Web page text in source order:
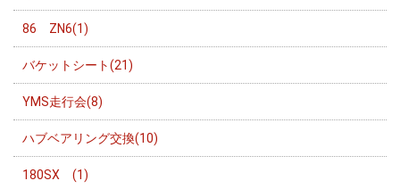
86 ZN6(1)
バケットシート(21)
YMS走行会(8)
ハブベアリング交換(10)
180SX (1)